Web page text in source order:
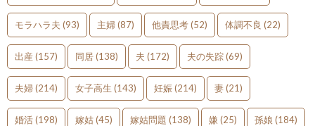
モラハラ夫 (93) 主婦(87) 他責思考(52) 体調不良 (22)
出産 (157) 同居(138) 夫 (172) 夫の失踪(69)
夫婦(214) 女子高生 (143) 妊娠(214) 妻(21)
婚活(198) 嫁姑(45) 嫁姑問題 (138) 嫌 (25) 孫娘 (184)